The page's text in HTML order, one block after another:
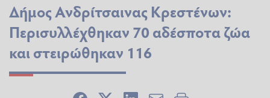
Δήμος Ανδρίτσαινας Κρεστένων:
Περισυλλέχθηκαν 70 αδέσποτα ζώα
και στειρώθηκαν 116